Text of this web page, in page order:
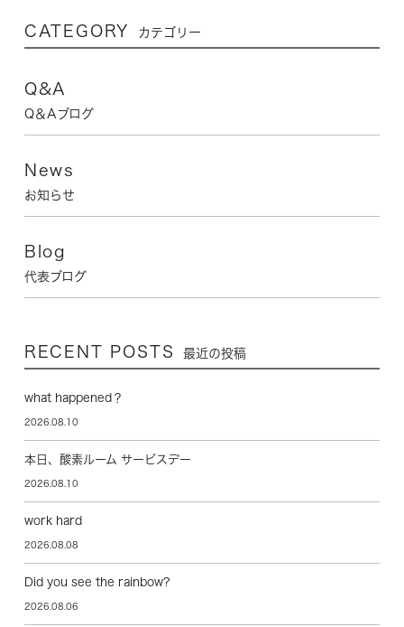
CATEGORY カテゴリー
Q&A
Q＆Aブログ
News
お知らせ
Blog
代表ブログ
RECENT POSTS 最近の投稿
what happened？
2026.08.10
本日、酸素ルーム サービスデー
2026.08.10
work hard
2026.08.08
Did you see the rainbow?
2026.08.06